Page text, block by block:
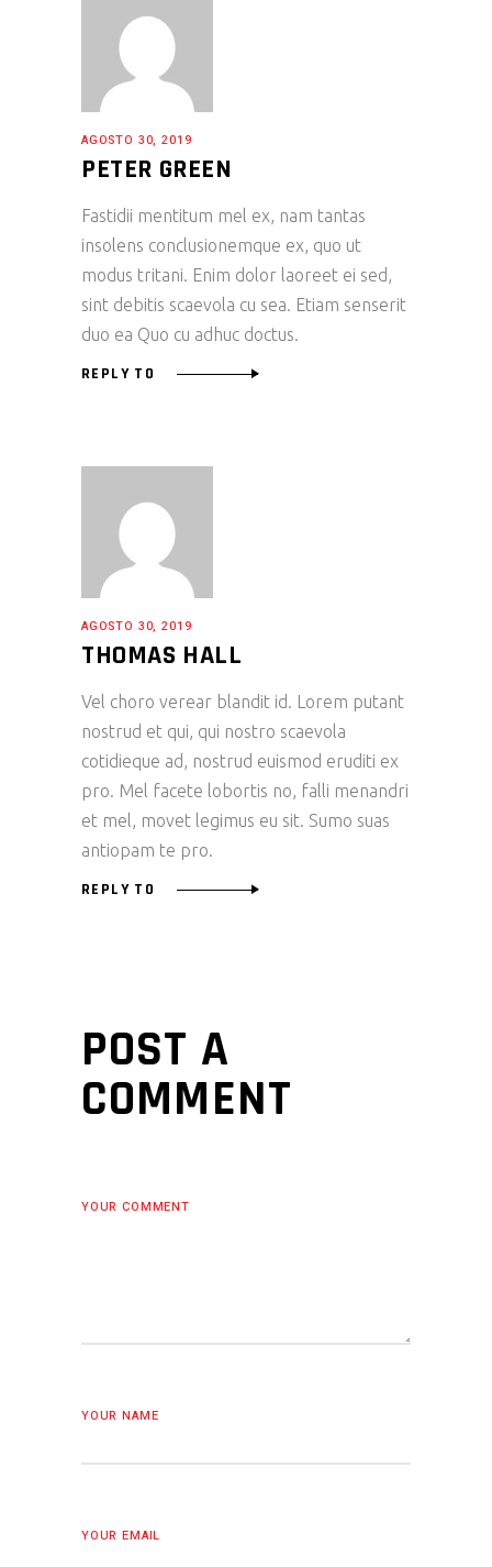
AGOSTO 30, 2019
PETER GREEN
Fastidii mentitum mel ex, nam tantas
insolens conclusionemque ex, quo ut
modus tritani. Enim dolor laoreet ei sed,
sint debitis scaevola cu sea. Etiam senserit
duo ea Quo cu adhuc doctus.
REPLY TO
AGOSTO 30, 2019
THOMAS HALL
Vel choro verear blandit id. Lorem putant
nostrud et qui, qui nostro scaevola
cotidieque ad, nostrud euismod eruditi ex
pro. Mel facete lobortis no, falli menandri
et mel, movet legimus eu sit. Sumo suas
antiopam te pro.
REPLY TO
POST A
COMMENT
YOUR COMMENT
YOUR NAME
YOUR EMAIL